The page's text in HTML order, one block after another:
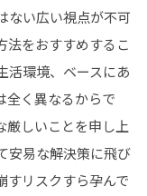
ない広い視点が不可
法をおすすめするこ
活環境、ベースにあ
全く異なるからで
厳しいことを申し上
安易な解決策に飛び
すリスクすら孕んで